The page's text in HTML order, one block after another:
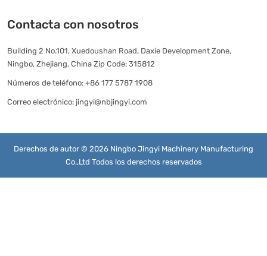
Contacta con nosotros
Building 2 No.101, Xuedoushan Road, Daxie Development Zone,
Ningbo, Zhejiang, China Zip Code: 315812
Números de teléfono: +86 177 5787 1908
Correo electrónico: jingyi@nbjingyi.com
Derechos de autor © 2026 Ningbo Jingyi Machinery Manufacturing
Co.,Ltd Todos los derechos reservados